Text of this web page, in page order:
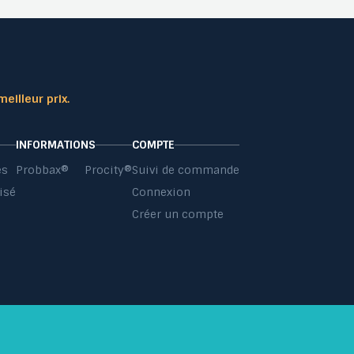
prix.
INFORMATIONS
Probbax®
Procity®
COMPTE
Suivi de commande
Connexion
Créer un compte